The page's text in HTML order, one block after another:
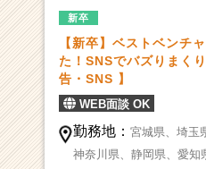
新卒
【新卒】ベストベンチ
た！SNSでバズりまく
告・SNS 】
WEB面談 OK
勤務地： 宮城県、 埼玉
神奈川県、 静岡県、 愛知